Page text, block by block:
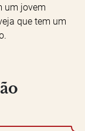
um jovem
que tem um